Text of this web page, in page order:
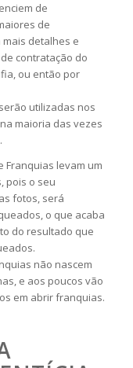
de
de
detalhes e
contratação do
ou então por
utilizadas nos
maioria das vezes
Franquias levam um
pois o seu
fotos, será
o que acaba
do resultado que
não nascem
e aos poucos vão
em abrir franquias.